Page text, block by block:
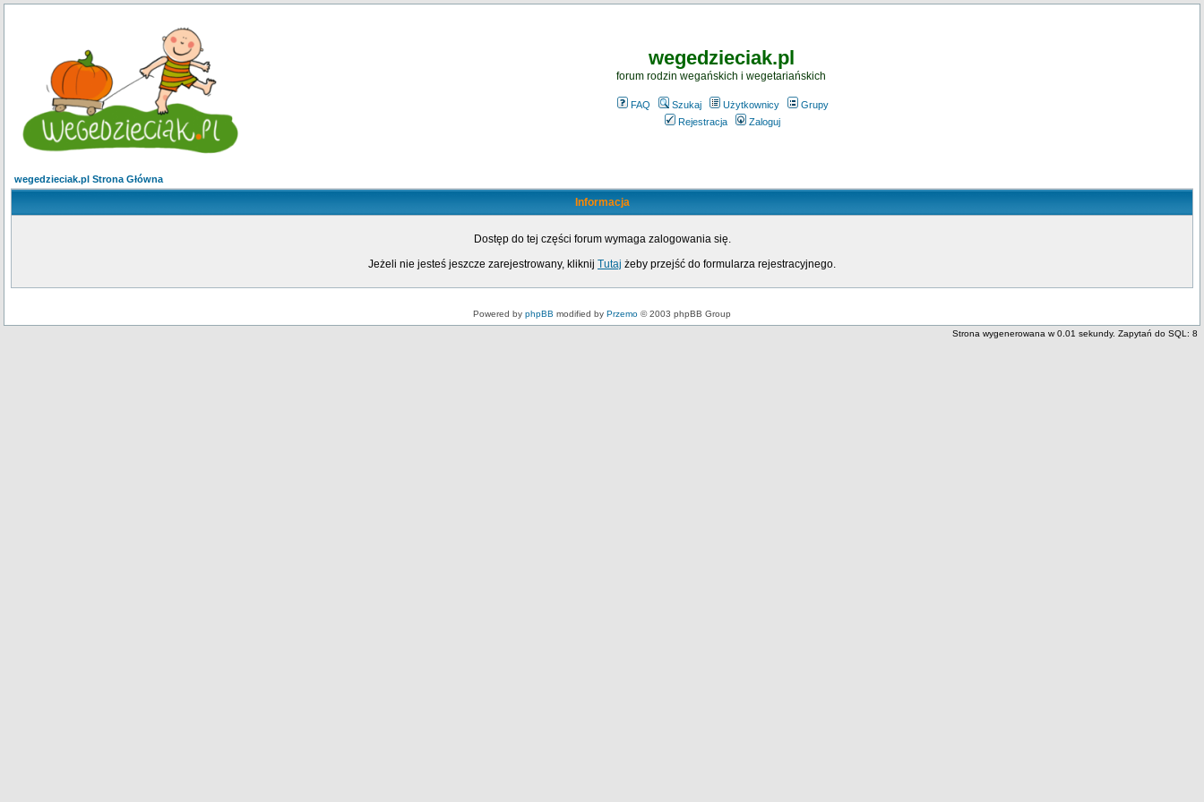
wegedzieciak.pl
forum rodzin wegańskich i wegetariańskich
FAQ Szukaj Użytkownicy
Grupy
Rejestracja
Zaloguj
wegedzieciak.pl Strona Główna
Informacja
Dostęp do tej części forum wymaga zalogowania się.
Jeżeli nie jesteś jeszcze zarejestrowany, kliknij Tutaj żeby przejść do formularza rejestracyjnego.
Powered by phpBB modified by Przemo © 2003 phpBB Group
Strona wygenerowana w 0.01 sekundy. Zapytań do SQL: 8